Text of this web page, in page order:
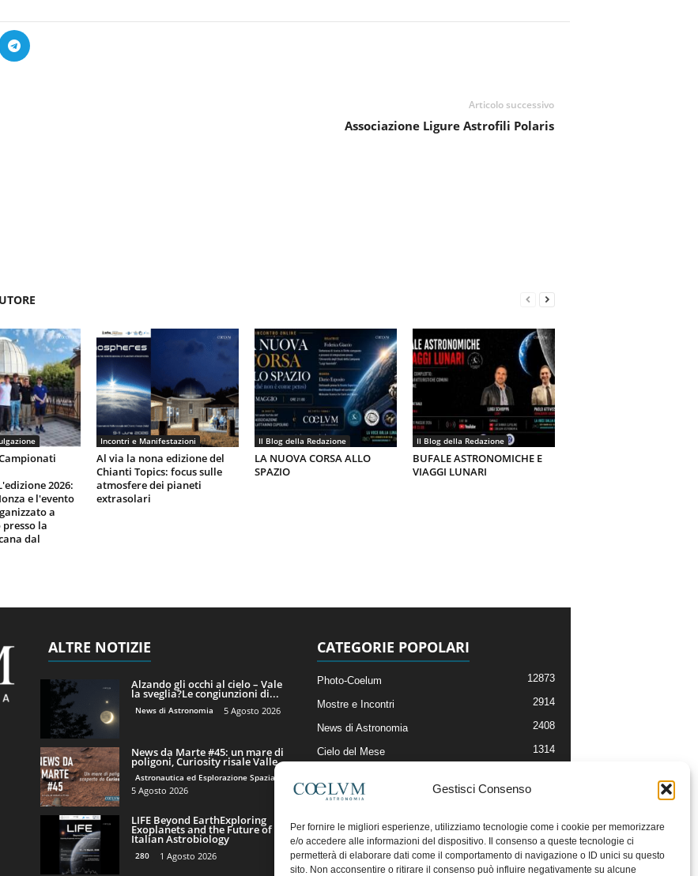
Gestisci Consenso
Per fornire le migliori esperienze, utilizziamo tecnologie come i cookie per memorizzare
e/o accedere alle informazioni del dispositivo. Il consenso a queste tecnologie ci
permetterà di elaborare dati come il comportamento di navigazione o ID unici su questo
sito. Non acconsentire o ritirare il consenso può influire negativamente su alcune
Articolo successivo
Associazione Ligure Astrofili Polaris
2026:
e l'evento
a
la
dal
Incontri e Manifestazioni
Al via la nona edizione del
Chianti Topics: focus sulle
atmosfere dei pianeti
extrasolari
Il Blog della Redazione
LA NUOVA CORSA ALLO
SPAZIO
Il Blog della Redazione
BUFALE ASTRONOMICHE E
VIAGGI LUNARI
ALTRE NOTIZIE
Alzando gli occhi al cielo – Vale
la sveglia?Le congiunzioni di...
News di Astronomia 5 Agosto 2026
News da Marte #45: un mare di
poligoni, Curiosity risale Valle...
Astronautica ed Esplorazione Spaziale
5 Agosto 2026
LIFE Beyond EarthExploring
Exoplanets and the Future of
Italian Astrobiology
280 1 Agosto 2026
CATEGORIE POPOLARI
Photo-Coelum 12873
Mostre e Incontri 2914
News di Astronomia 2408
Cielo del Mese 1314
Articoli e Risorse On-Line
Il Blog della Redazione